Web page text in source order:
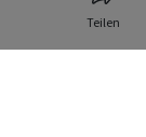
Teilen